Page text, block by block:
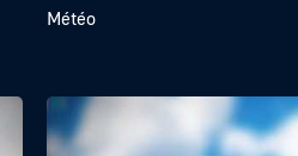
Météo